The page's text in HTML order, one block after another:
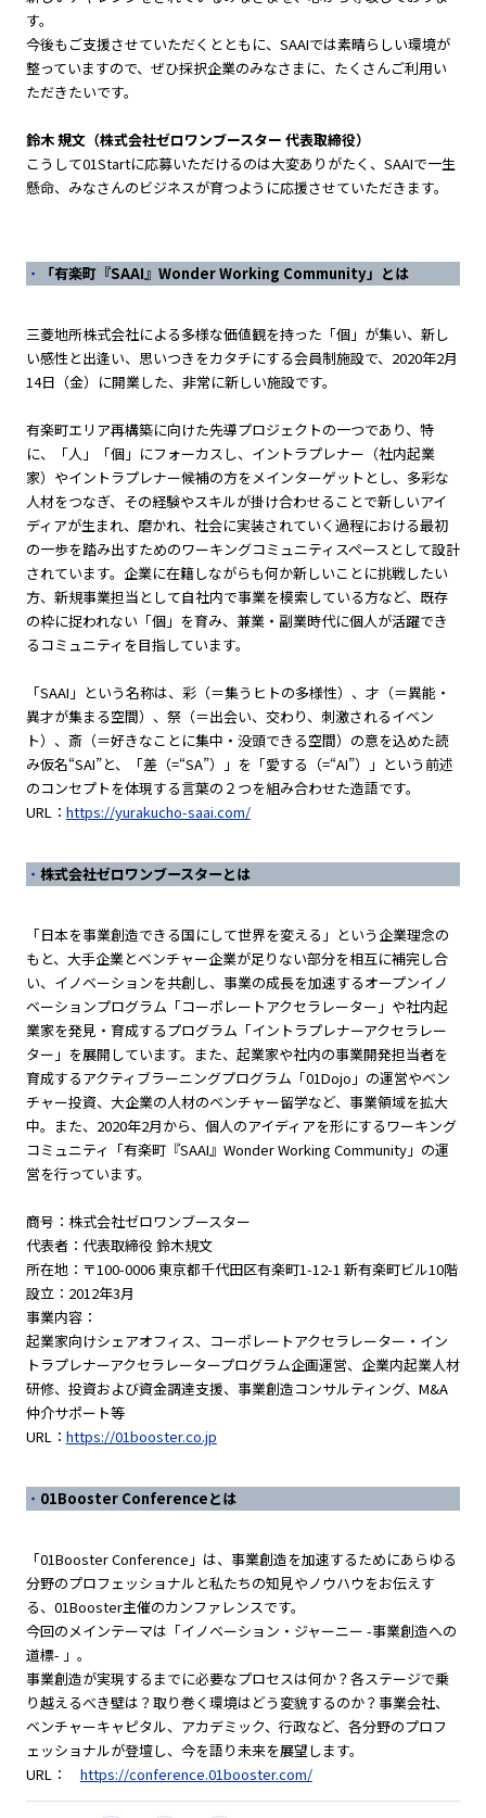
す。
今後もご支援させていただくとともに、SAAIでは素晴らしい環境が
整っていますので、ぜひ採択企業のみなさまに、たくさんご利用い
ただきたいです。
鈴木 規文（株式会社ゼロワンブースター 代表取締役）
こうして01Startに応募いただけるのは大変ありがたく、SAAIで一生
懸命、みなさんのビジネスが育つように応援させていただきます。
「有楽町『SAAI』Wonder Working Community」とは
三菱地所株式会社による多様な価値観を持った「個」が集い、新し
い感性と出逢い、思いつきをカタチにする会員制施設で、2020年2月
14日（金）に開業した、非常に新しい施設です。
有楽町エリア再構築に向けた先導プロジェクトの一つであり、特
に、「人」「個」にフォーカスし、イントラプレナー（社内起業
家）やイントラプレナー候補の方をメインターゲットとし、多彩な
人材をつなぎ、その経験やスキルが掛け合わせることで新しいアイ
ディアが生まれ、磨かれ、社会に実装されていく過程における最初
の一歩を踏み出すためのワーキングコミュニティスペースとして設計
されています。企業に在籍しながらも何か新しいことに挑戦したい
方、新規事業担当として自社内で事業を模索している方など、既存
の枠に捉われない「個」を育み、兼業・副業時代に個人が活躍でき
るコミュニティを目指しています。
「SAAI」という名称は、彩（＝集うヒトの多様性）、才（＝異能・
異才が集まる空間）、祭（＝出会い、交わり、刺激されるイベン
ト）、斎（＝好きなことに集中・没頭できる空間）の意を込めた読
み仮名“SAI”と、「差（=“SA”）」を「愛する（=“AI”）」という前述
のコンセプトを体現する言葉の２つを組み合わせた造語です。
URL： https://yurakucho-saai.com/
株式会社ゼロワンブースターとは
「日本を事業創造できる国にして世界を変える」という企業理念の
もと、大手企業とベンチャー企業が足りない部分を相互に補完し合
い、イノベーションを共創し、事業の成長を加速するオープンイノ
ベーションプログラム「コーポレートアクセラレーター」や社内起
業家を発見・育成するプログラム「イントラプレナーアクセラレー
ター」を展開しています。また、起業家や社内の事業開発担当者を
育成するアクティブラーニングプログラム「01Dojo」の運営やベン
チャー投資、大企業の人材のベンチャー留学など、事業領域を拡大
中。また、2020年2月から、個人のアイディアを形にするワーキング
コミュニティ「有楽町『SAAI』Wonder Working Community」の運
営を行っています。
商号：株式会社ゼロワンブースター
代表者：代表取締役 鈴木規文
所在地：〒100-0006 東京都千代田区有楽町1-12-1 新有楽町ビル10階
設立：2012年3月
事業内容：
起業家向けシェアオフィス、コーポレートアクセラレーター・イン
トラプレナーアクセラレータープログラム企画運営、企業内起業人材
研修、投資および資金調達支援、事業創造コンサルティング、M&A
仲介サポート等
URL： https://01booster.co.jp
01Booster Conferenceとは
「01Booster Conference」は、事業創造を加速するためにあらゆる
分野のプロフェッショナルと私たちの知見やノウハウをお伝えす
る、01Booster主催のカンファレンスです。
今回のメインテーマは「イノベーション・ジャーニー -事業創造への
道標- 」。
事業創造が実現するまでに必要なプロセスは何か？各ステージで乗
り越えるべき壁は？取り巻く環境はどう変貌するのか？事業会社、
ベンチャーキャピタル、アカデミック、行政など、各分野のプロフ
ェッショナルが登壇し、今を語り未来を展望します。
URL： https://conference.01booster.com/